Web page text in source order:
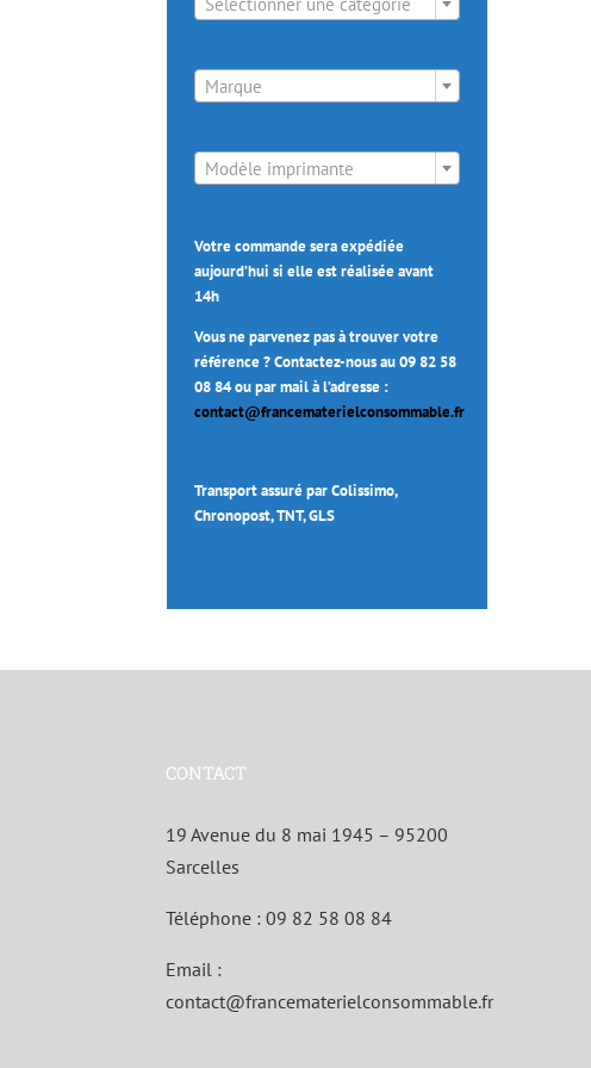
Marque
Modèle imprimante
Votre commande sera expédiée
aujourd’hui si elle est réalisée avant
14h
Vous ne parvenez pas à trouver votre
référence ? Contactez-nous au 09 82 58
08 84 ou par mail à l’adresse :
contact@francematerielconsommable.fr
Transport assuré par Colissimo,
Chronopost, TNT, GLS
CONTACT
19 Avenue du 8 mai 1945 – 95200
Sarcelles
Téléphone : 09 82 58 08 84
Email :
contact@francematerielconsommable.fr